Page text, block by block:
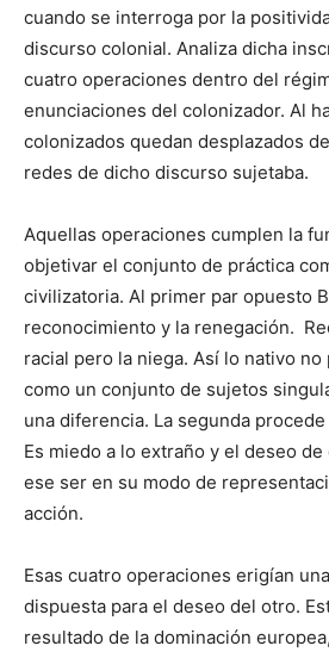
cuando se interroga por la
discurso colonial. Analiza dicha
cuatro operaciones dentro del
enunciaciones del colonizador. Al
colonizados quedan desplazados
redes de dicho discurso sujetaba.
Aquellas operaciones cumplen la
objetivar el conjunto de práctica
civilizatoria. Al primer par opuesto
reconocimiento y la renegación.
racial pero la niega. Así lo nativo no
como un conjunto de sujetos
una diferencia. La segunda
Es miedo a lo extraño y el deseo
ese ser en su modo de
acción.
Esas cuatro operaciones erigían
dispuesta para el deseo del otro.
resultado de la dominación